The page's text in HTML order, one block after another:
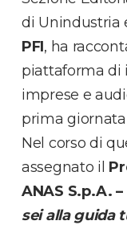
di Unindustria
PFI, ha
piattaforma di
imprese e
prima
Nel corso di
assegnato il
ANAS S.p.A.
sei alla guida